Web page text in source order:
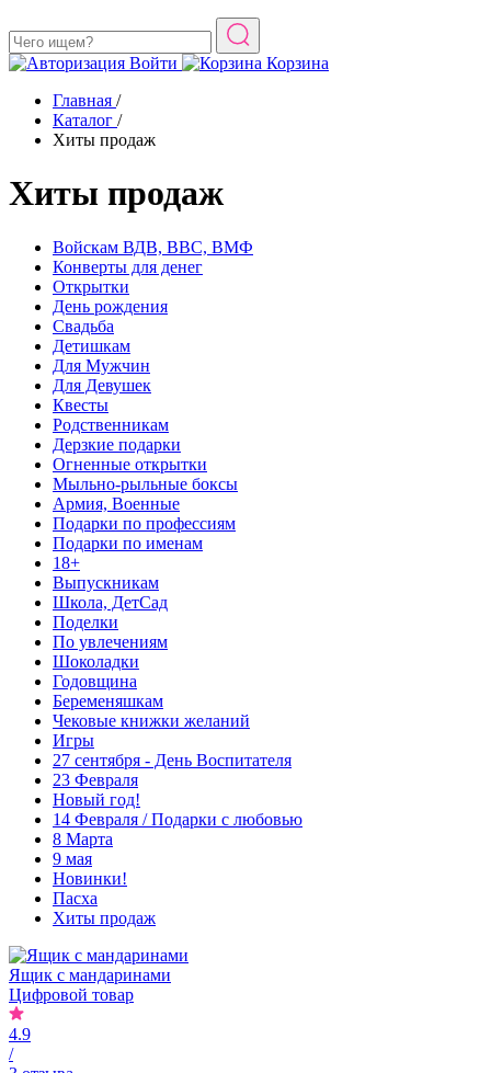
Войти
Корзина
Главная /
Каталог /
Хиты продаж
Хиты продаж
Войскам ВДВ, ВВС, ВМФ
Конверты для денег
Открытки
День рождения
Свадьба
Детишкам
Для Мужчин
Для Девушек
Квесты
Родственникам
Дерзкие подарки
Огненные открытки
Мыльно-рыльные боксы
Армия, Военные
Подарки по профессиям
Подарки по именам
18+
Выпускникам
Школа, ДетСад
Поделки
По увлечениям
Шоколадки
Годовщина
Беременяшкам
Чековые книжки желаний
Игры
27 сентября - День Воспитателя
23 Февраля
Новый год!
14 Февраля / Подарки с любовью
8 Марта
9 мая
Новинки!
Пасха
Хиты продаж
Ящик с мандаринами
Цифровой товар
4.9
/